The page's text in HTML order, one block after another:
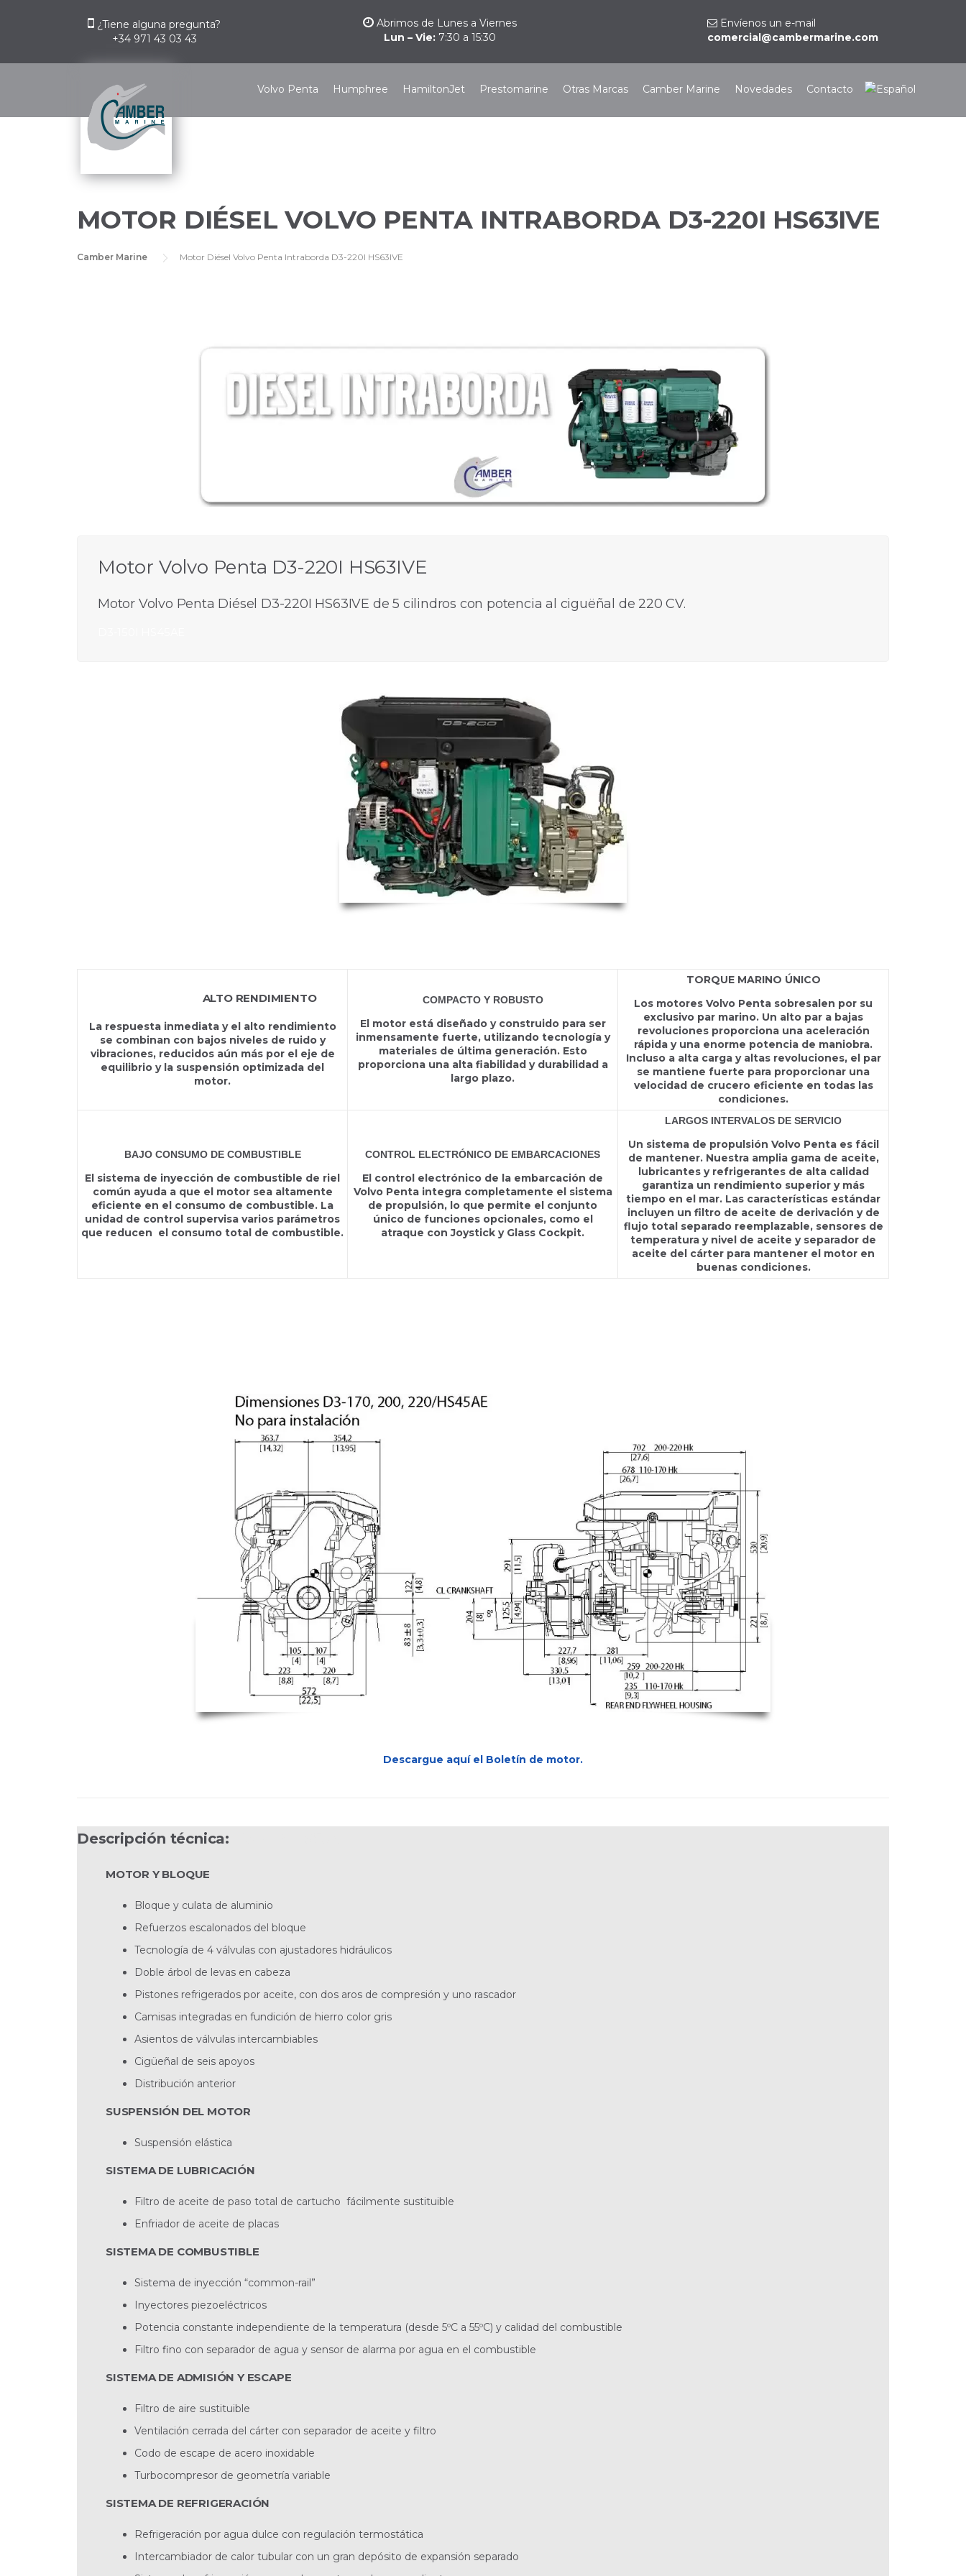
¿Tiene alguna pregunta?
+34 971 43 03 43
Abrimos de Lunes a Viernes
Lun – Vie: 7:30 a 15:30
Envíenos un e-mail
comercial@cambermarine.com
Volvo Penta Humphree HamiltonJet Prestomarine Otras Marcas Camber Marine Novedades Contacto
MOTOR DIÉSEL VOLVO PENTA INTRABORDA D3-220I HS63IVE
Camber Marine Motor Diésel Volvo Penta Intraborda D3-220I HS63IVE
Motor Volvo Penta D3-220I HS63IVE
Motor Volvo Penta Diésel D3-220I HS63IVE de 5 cilindros con potencia al ciguëñal de 220 CV.
ALTO RENDIMIENTO
La respuesta inmediata y el alto rendimiento
se combinan con bajos niveles de ruido y
vibraciones, reducidos aún más por el eje de
equilibrio y la suspensión optimizada del
motor.
COMPACTO Y ROBUSTO
El motor está diseñado y construido para ser
inmensamente fuerte, utilizando tecnología y
materiales de última generación. Esto
proporciona una alta fiabilidad y durabilidad a
largo plazo.
TORQUE MARINO ÚNICO
Los motores Volvo Penta sobresalen por su
exclusivo par marino. Un alto par a bajas
revoluciones proporciona una aceleración
rápida y una enorme potencia de maniobra.
Incluso a alta carga y altas revoluciones, el par
se mantiene fuerte para proporcionar una
velocidad de crucero eficiente en todas las
condiciones.
BAJO CONSUMO DE COMBUSTIBLE
El sistema de inyección de combustible de riel
común ayuda a que el motor sea altamente
eficiente en el consumo de combustible. La
unidad de control supervisa varios parámetros
que reducen el consumo total de combustible.
CONTROL ELECTRÓNICO DE EMBARCACIONES
El control electrónico de la embarcación de
Volvo Penta integra completamente el sistema
de propulsión, lo que permite el conjunto
único de funciones opcionales, como el
atraque con Joystick y Glass Cockpit.
LARGOS INTERVALOS DE SERVICIO
Un sistema de propulsión Volvo Penta es fácil
de mantener. Nuestra amplia gama de aceite,
lubricantes y refrigerantes de alta calidad
garantiza un rendimiento superior y más
tiempo en el mar. Las características estándar
incluyen un filtro de aceite de derivación y de
flujo total separado reemplazable, sensores de
temperatura y nivel de aceite y separador de
aceite del cárter para mantener el motor en
buenas condiciones.
Descargue aquí el Boletín de motor.
Descripción técnica:
MOTOR Y BLOQUE
Bloque y culata de aluminio
Refuerzos escalonados del bloque
Tecnología de 4 válvulas con ajustadores hidráulicos
Doble árbol de levas en cabeza
Pistones refrigerados por aceite, con dos aros de compresión y uno rascador
Camisas integradas en fundición de hierro color gris
Asientos de válvulas intercambiables
Cigüeñal de seis apoyos
Distribución anterior
SUSPENSIÓN DEL MOTOR
Suspensión elástica
SISTEMA DE LUBRICACIÓN
Filtro de aceite de paso total de cartucho fácilmente sustituible
Enfriador de aceite de placas
SISTEMA DE COMBUSTIBLE
Sistema de inyección “common-rail”
Inyectores piezoeléctricos
Potencia constante independiente de la temperatura (desde 5ºC a 55ºC) y calidad del combustible
Filtro fino con separador de agua y sensor de alarma por agua en el combustible
SISTEMA DE ADMISIÓN Y ESCAPE
Filtro de aire sustituible
Ventilación cerrada del cárter con separador de aceite y filtro
Codo de escape de acero inoxidable
Turbocompresor de geometría variable
SISTEMA DE REFRIGERACIÓN
Refrigeración por agua dulce con regulación termostática
Intercambiador de calor tubular con un gran depósito de expansión separado